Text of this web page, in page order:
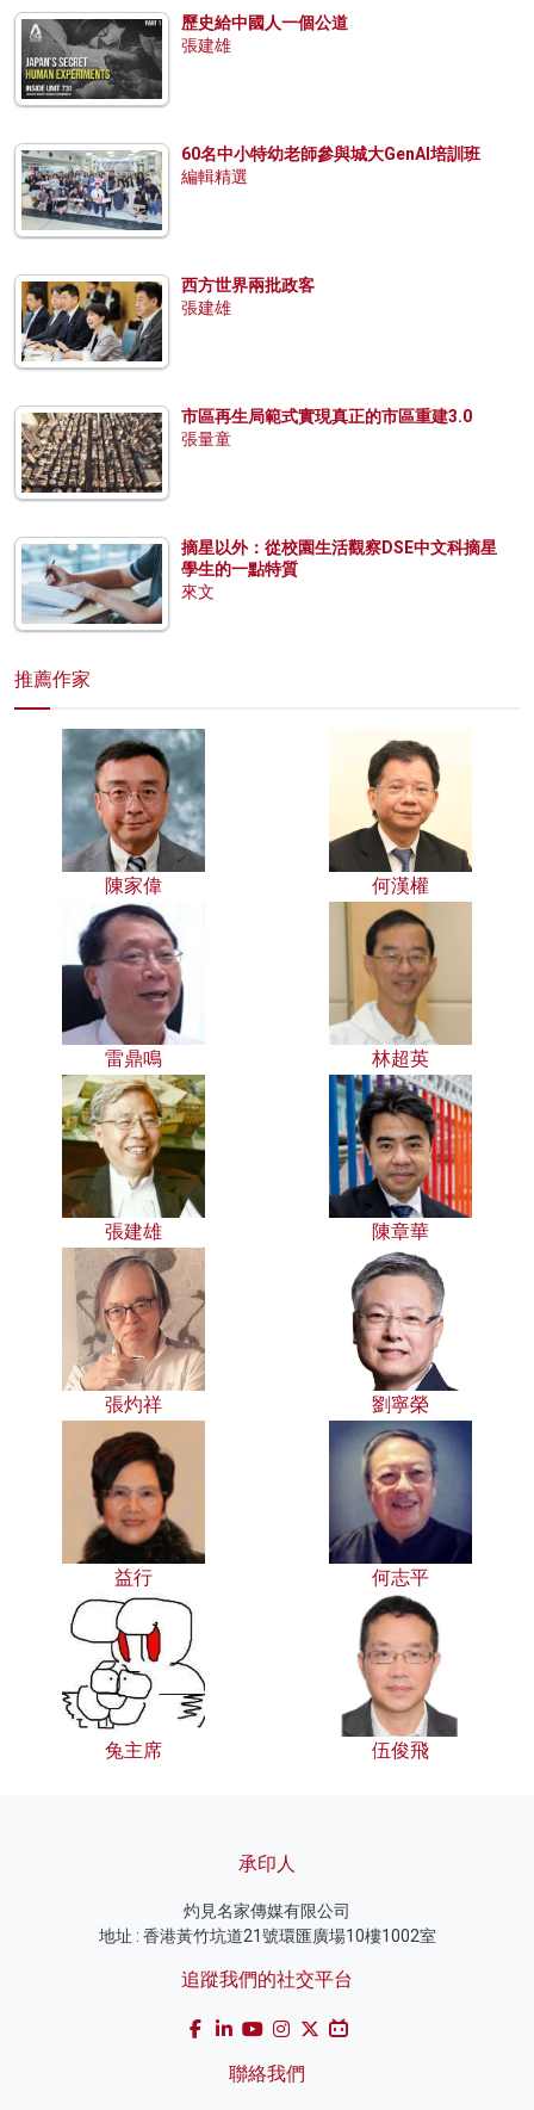
歷史給中國人一個公道
張建雄
60名中小特幼老師參與城大GenAI培訓班
編輯精選
西方世界兩批政客
張建雄
市區再生局範式實現真正的市區重建3.0
張量童
摘星以外：從校園生活觀察DSE中文科摘星
學生的一點特質
來文
推薦作家
陳家偉 何漢權
雷鼎鳴 林超英
張建雄 陳章華
張灼祥 劉寧榮
益行 何志平
兔主席 伍俊飛
承印人
灼見名家傳媒有限公司
地址 : 香港黃竹坑道21號環匯廣場10樓1002室
追蹤我們的社交平台
聯絡我們